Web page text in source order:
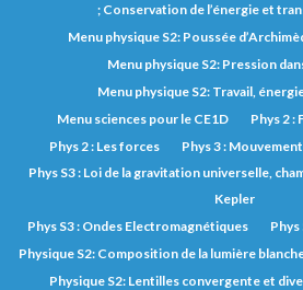
; Conservation de l’énergie et
Menu physique S2: Poussée
Menu physique S2: Pression
Menu physique S2: Travail,
Menu sciences pour le CE1D
Phys 2 :
Phys 2 : Les forces
Phys 3 :
Phys S3 : Loi de la gravitation universelle,
Kepler
Phys S3 : Ondes Electromagnétiques
Phys
Physique S2: Composition de la lumière
Physique S2: Lentilles convergente et